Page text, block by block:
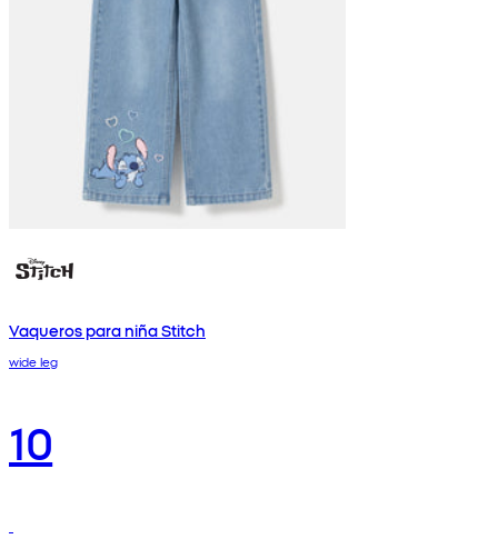
Vaqueros para niña Stitch
wide leg
10